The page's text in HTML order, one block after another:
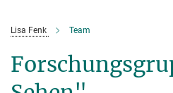
Lisa Fenk Team